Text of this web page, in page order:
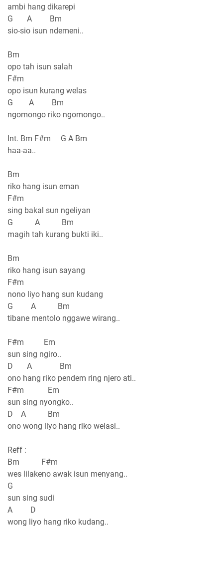
ambi hang dikarepi
G A Bm
sio-sio isun ndemeni..
Bm
opo tah isun salah
F#m
opo isun kurang welas
G A Bm
ngomongo riko ngomongo..
Int. Bm F#m G A Bm
haa-aa..
Bm
riko hang isun eman
F#m
sing bakal sun ngeliyan
G A Bm
magih tah kurang bukti iki..
Bm
riko hang isun sayang
F#m
nono liyo hang sun kudang
G A Bm
tibane mentolo nggawe wirang..
F#m Em
sun sing ngiro..
D A Bm
ono hang riko pendem ring njero ati..
F#m Em
sun sing nyongko..
D A Bm
ono wong liyo hang riko welasi..
Reff :
Bm F#m
wes lilakeno awak isun menyang..
G
sun sing sudi
A D
wong liyo hang riko kudang..